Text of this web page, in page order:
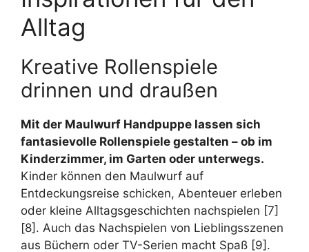
Alltag
Kreative Rollenspiele
drinnen und draußen
Mit der Maulwurf Handpuppe lassen sich
fantasievolle Rollenspiele gestalten – ob im
Kinderzimmer, im Garten oder unterwegs.
Kinder können den Maulwurf auf
Entdeckungsreise schicken, Abenteuer erleben
oder kleine Alltagsgeschichten nachspielen [7]
[8]. Auch das Nachspielen von Lieblingsszenen
aus Büchern oder TV-Serien macht Spaß [9].